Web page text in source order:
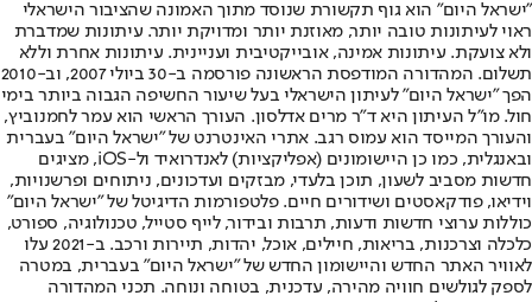
"ישראל היום" הוא גוף תקשורת שנוסד מתוך האמונה שהציבור הישראלי
ראוי לעיתונות טובה יותר, מאוזנת יותר ומדויקת יותר. עיתונות שמדברת
ולא צועקת. עיתונות אמינה, אובייקטיבית ועניינית. עיתונות אחרת וללא
תשלום. המהדורה המודפסת הראשונה פורסמה ב-30 ביולי 2007, וב-2010
הפך "ישראל היום" לעיתון הישראלי בעל שיעור החשיפה הגבוה ביותר בימי
חול. מו"ל העיתון היא ד"ר מרים אדלסון. העורך הראשי הוא עמר לחמנוביץ,
והעורך המייסד הוא עמוס רגב. אתרי האינטרנט של "ישראל היום" בעברית
ובאנגלית, כמו כן היישומונים (אפליקציות) לאנדרואיד ול-iOS, מציגים
חדשות מסביב לשעון, תוכן בלעדי, מבזקים ועדכונים, ניתוחים ופרשנויות,
וידיאו, פודקאסטים ושידורים חיים. פלטפורמות הדיגיטל של "ישראל היום"
כוללות ערוצי חדשות ודעות, תרבות ובידור, לייף סטייל, טכנולוגיה, ספורט,
כלכלה וצרכנות, בריאות, חיילים, אוכל, יהדות, תיירות ורכב. ב-2021 עלו
לאוויר האתר החדש והיישומון החדש של "ישראל היום" בעברית, במטרה
לספק לגולשים חוויה מהירה, עדכנית, בטוחה ונוחה. תכני המהדורה